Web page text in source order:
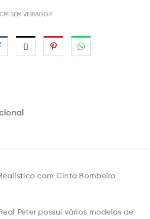
SEM VIBRADOR
com Cinta Bombeiro
Peter possui vários modelos de